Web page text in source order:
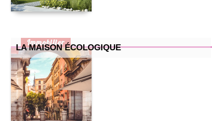
LA MAISON ÉCOLOGIQUE
Immobilier